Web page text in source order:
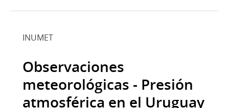
INUMET
Observaciones
meteorológicas - Presión
atmosférica en el Uruguay